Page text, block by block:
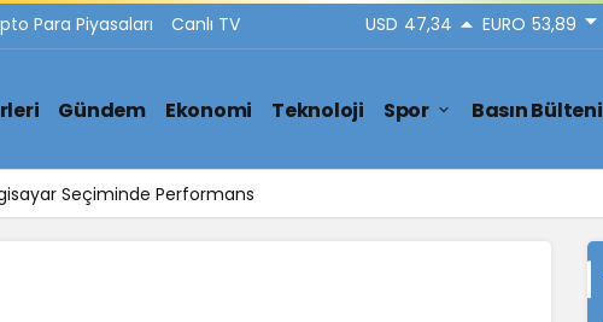
Para Piyasaları Canlı TV USD 47,34 EURO 53,89
Gündem Ekonomi Teknoloji Spor Basın Bülteni
Seçiminde Performans